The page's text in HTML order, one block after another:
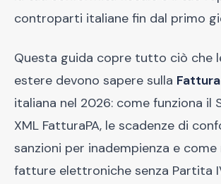
controparti italiane fin dal primo
Questa guida copre tutto ciò che
estere devono sapere sulla
italiana nel 2026: come funziona il
XML FatturaPA, le scadenze di
sanzioni per inadempienza e
fatture elettroniche senza Partita